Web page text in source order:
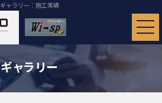
ギャラリー：施工実績
ギャラリー